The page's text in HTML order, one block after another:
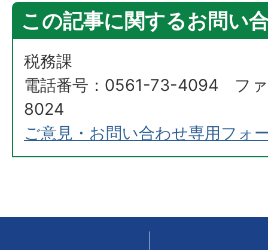
この記事に関するお問い
税務課
電話番号：0561-73-4094 フ
8024
ご意見・お問い合わせ専用フォ